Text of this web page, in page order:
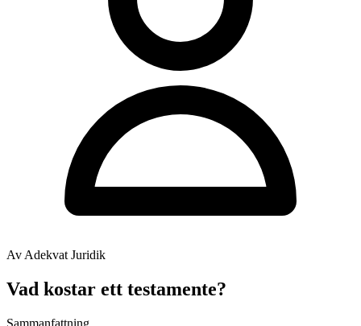
Av Adekvat Juridik
Vad kostar ett testamente?
Sammanfattning